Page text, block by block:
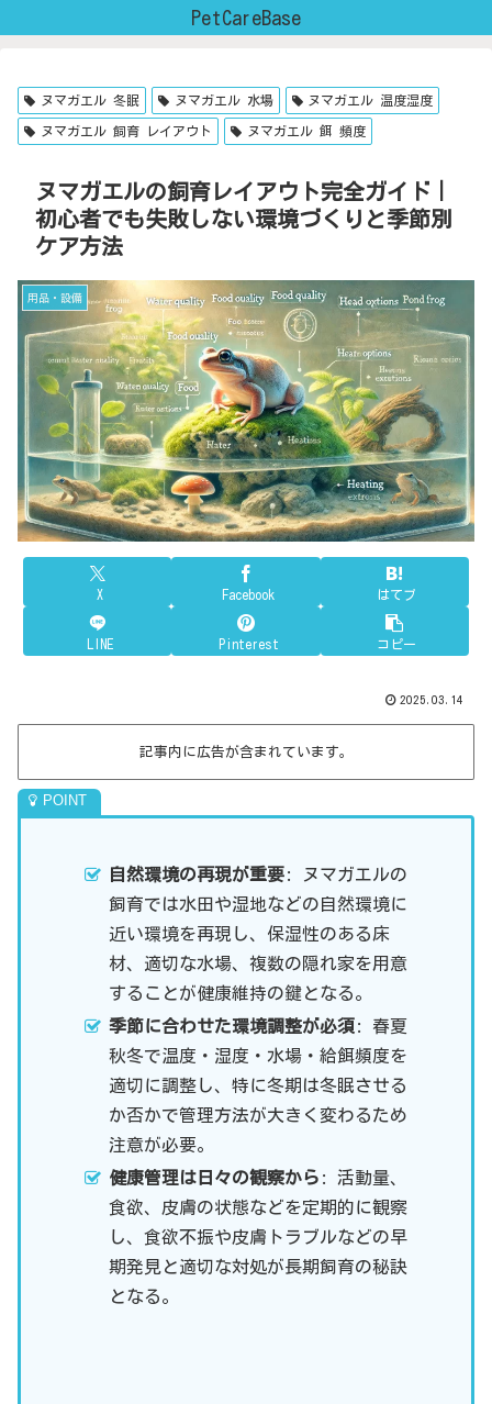
PetCareBase
ヌマガエル 冬眠 ヌマガエル 水場 ヌマガエル 温度湿度
ヌマガエル 飼育 レイアウト ヌマガエル 餌 頻度
ヌマガエルの飼育レイアウト完全ガイド｜
初心者でも失敗しない環境づくりと季節別
ケア方法
用品・設備
X Facebook はてブ
LINE Pinterest コピー
2025.03.14
記事内に広告が含まれています。
自然環境の再現が重要: ヌマガエルの
飼育では水田や湿地などの自然環境に
近い環境を再現し、保湿性のある床
材、適切な水場、複数の隠れ家を用意
することが健康維持の鍵となる。
季節に合わせた環境調整が必須: 春夏
秋冬で温度・湿度・水場・給餌頻度を
適切に調整し、特に冬期は冬眠させる
か否かで管理方法が大きく変わるため
注意が必要。
健康管理は日々の観察から : 活動量、
食欲、皮膚の状態などを定期的に観察
し、食欲不振や皮膚トラブルなどの早
期発見と適切な対処が長期飼育の秘訣
となる。